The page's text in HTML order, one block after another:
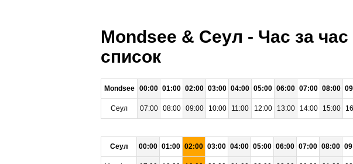
Mondsee & Сеул - Час за
список
Mondsee 00:00 01:00 02:00 03:00 04:00 05:00 06:00 07:00 08:00
Сеул 07:00 08:00 09:00 10:00 11:00 12:00 13:00 14:00 15:00
Сеул 00:00 01:00 02:00 03:00 04:00 05:00 06:00 07:00 08:00